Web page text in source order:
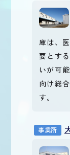
庫は、
要とす
いが可
向け総
す。
事業所